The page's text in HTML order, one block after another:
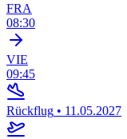
FRA
08:30
VIE
09:45
Rückflug • 11.05.2027